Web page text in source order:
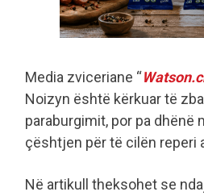
Media zviceriane “
Noizyn është kërkuar të
paraburgimit, por pa dhënë
çështjen për të cilën reperi
Në artikull theksohet se